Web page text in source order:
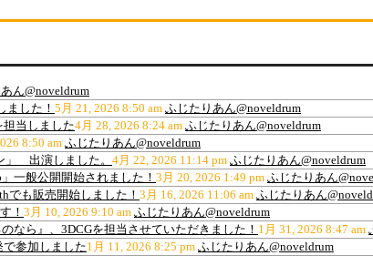
ん@noveldrum
ました！ 5月 21, 2026 8:50 am ふじたりあん@noveldrum
当しました4月 28, 2026 8:24 am ふじたりあん@noveldrum
8:50 am ふじたりあん@noveldrum
」 出演しました。 4月 22, 2026 11:14 pm ふじたりあん@noveldrum
一般公開開始されました！ 3月 20, 2026 1:49 pm ふじたりあん
でも販売開始しました！ 3月 16, 2026 11:06 am ふじたりあん
！ 3月 10, 2026 9:10 am ふじたりあん@noveldrum
なら』、3DCGを担当させていただきました！ 1月 31, 2026 8:47 am
参加しました1月 11, 2026 8:25 pm ふじたりあん@noveldrum